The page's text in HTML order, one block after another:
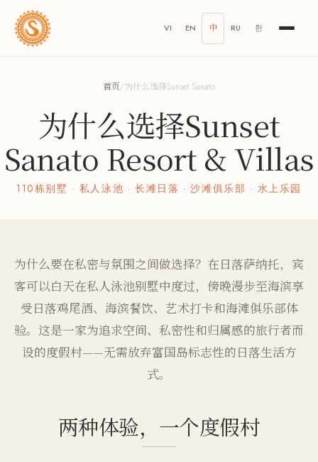
VI EN 中 RU 한
首页/为什么选择Sunset Sanato
为什么选择Sunset
Sanato Resort & Villas
110栋别墅 · 私人泳池 · 长滩日落 · 沙滩俱乐部 · 水上乐园
为什么要在私密与氛围之间做选择？在日落萨纳托，宾
客可以白天在私人泳池别墅中度过，傍晚漫步至海滨享
受日落鸡尾酒、海滨餐饮、艺术打卡和海滩俱乐部体
验。这是一家为追求空间、私密性和归属感的旅行者而
设的度假村——无需放弃富国岛标志性的日落生活方
式。
两种体验，一个度假村